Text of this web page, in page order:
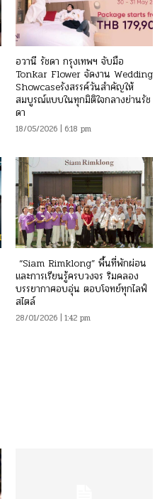
อวานี รัชดา กรุงเทพฯ จับมือ
Tonkar Flower จัดงาน Wedding
Showcaseรังสรรค์วันสำคัญให้
สมบูรณ์แบบในทุกมิติใจกลางย่านรัช
ดา
18/05/2026 | 6:18 pm
“Siam Rimklong” พื้นที่พักผ่อน
และการเรียนรู้ครบวงจร ริมคลอง
บรรยากาศอบอุ่น ตอบโจทย์ทุกไลฟ์
สไตล์
28/01/2026 | 1:42 pm